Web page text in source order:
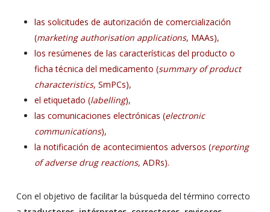
las solicitudes de autorización de comercialización
(marketing authorisation applications, MAAs),
los resúmenes de las características del producto o
ficha técnica del medicamento (summary of product
characteristics, SmPCs),
el etiquetado (labelling),
las comunicaciones electrónicas (electronic
communications),
la notificación de acontecimientos adversos (reporting
of adverse drug reactions, ADRs).
Con el objetivo de facilitar la búsqueda del término correcto